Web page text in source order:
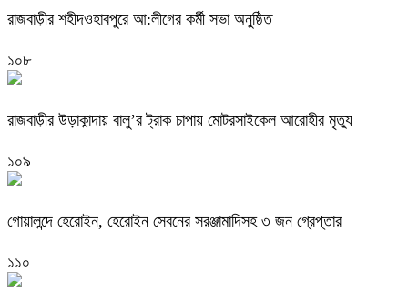
রাজবাড়ীর শহীদওহাবপুরে আ:লীগের কর্মী সভা অনুষ্ঠিত
১০৮
রাজবাড়ীর উড়াকান্দায় বালু’র ট্রাক চাপায় মোটরসাইকেল আরোহীর মৃত্যু
১০৯
গোয়ালন্দে হেরোইন, হেরোইন সেবনের সরঞ্জামাদিসহ ৩ জন গ্রেপ্তার
১১০